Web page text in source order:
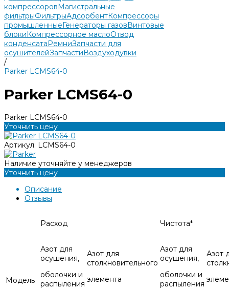
компрессоровМагистральные
фильтрыФильтрыАдсорбентКомпрессоры
промышленныеГенераторы газовВинтовые
блокиКомпрессорное маслоОтвод
конденсатаРемниЗапчасти для
осушителейЗапчастиВоздуходувки
/
Parker LCMS64-0
Parker LCMS64-0
Parker LCMS64-0
Уточнить цену
Артикул: LCMS64-0
Наличие уточняйте у менеджеров
Уточнить цену
Описание
Отзывы
Модель
Расход Чистота*
Азот для
осушения,
оболочки и
распыления
Азот для
столкновительного
элемента
Азот для
осушения,
оболочки и
распыления
Азот